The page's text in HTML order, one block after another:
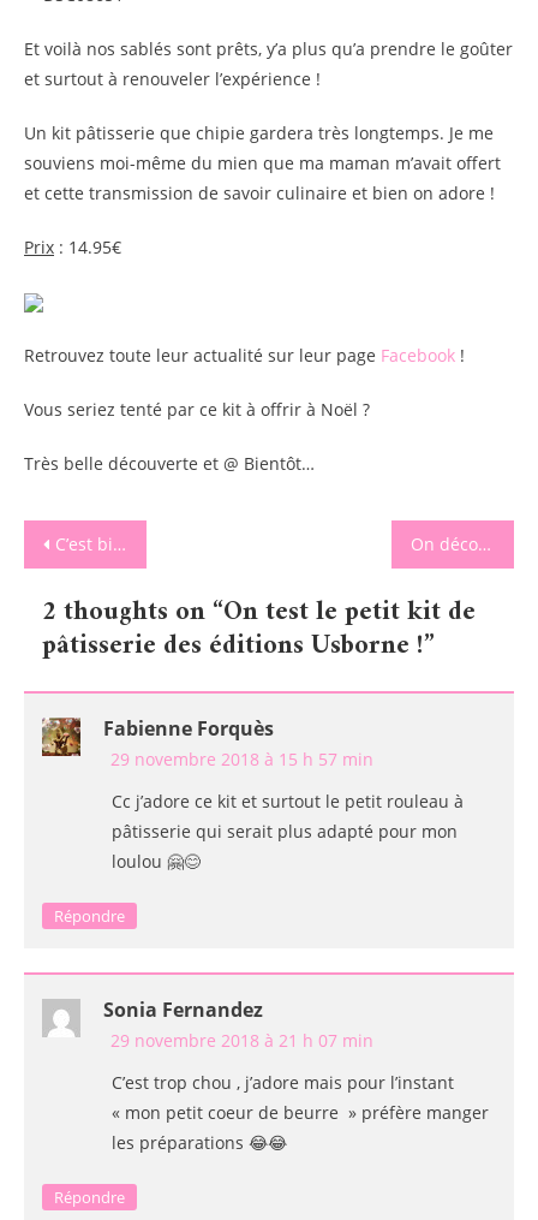
Et voilà nos sablés sont prêts, y’a plus qu’a prendre le goûter
et surtout à renouveler l’expérience !
Un kit pâtisserie que chipie gardera très longtemps. Je me
souviens moi-même du mien que ma maman m’avait offert
et cette transmission de savoir culinaire et bien on adore !
Prix : 14.95€
Retrouvez toute leur actualité sur leur page Facebook !
Vous seriez tenté par ce kit à offrir à Noël ?
Très belle découverte et @ Bientôt…
Navigation
de
l’article
C’est bientôt Noël ! On fait le plein de gourmandises chez Fizzy Distribution On découvre une nouvelle région avec La Box des Petites Cocottes
2 thoughts on “On test le petit kit de
pâtisserie des éditions Usborne !”
Fabienne Forquès
29 novembre 2018 à 15 h 57 min
Cc j’adore ce kit et surtout le petit rouleau à
pâtisserie qui serait plus adapté pour mon
loulou 🤗😊
Répondre
Sonia Fernandez
29 novembre 2018 à 21 h 07 min
C’est trop chou , j’adore mais pour l’instant
« mon petit coeur de beurre » préfère manger
les préparations 😂😂
Répondre